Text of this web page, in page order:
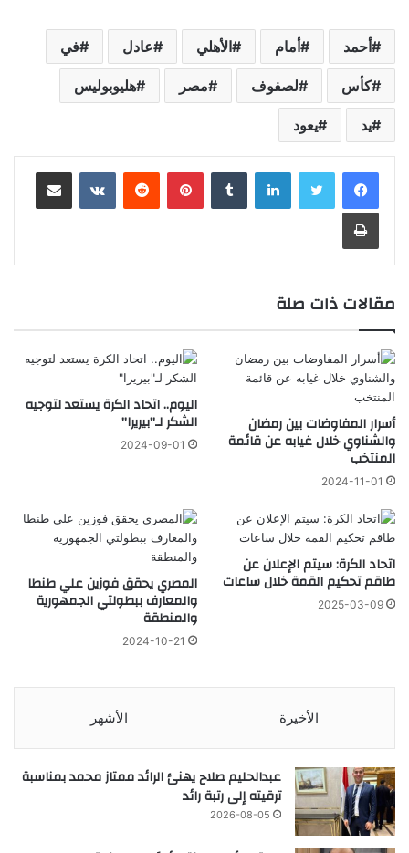
أحمد أمام الأهلي عادل في
كأس لصفوف مصر هليوبوليس
يد يعود
لينكدإن بينتيريست
مقالات ذات صلة
أسرار المفاوضات بين رمضان
والشناوي خلال غيابه عن قائمة
المنتخب
2024-11-01
اليوم.. اتحاد الكرة يستعد لتوجيه
الشكر لـ"بيريرا"
2024-09-01
اتحاد الكرة: سيتم الإعلان عن
طاقم تحكيم القمة خلال ساعات
2025-03-09
المصري يحقق فوزين علي طنطا
والمعارف ببطولتي الجمهورية
والمنطقة
2024-10-21
الأخيرة الأشهر
عبدالحليم صلاح يهنئ الرائد ممتاز محمد بمناسبة
ترقيته إلى رتبة رائد
2026-08-05